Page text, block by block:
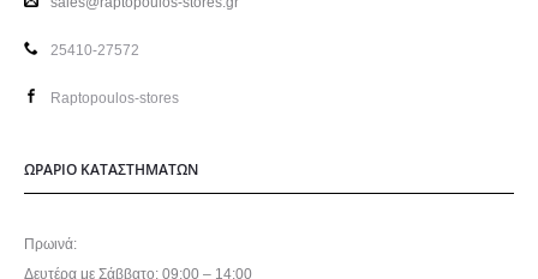
25410-27572
Raptopoulos-stores
ΩΡΑΡΙΟ ΚΑΤΑΣΤΗΜΑΤΩΝ
Πρωινά:
Δευτέρα με Σάββατο: 09:00 – 14:00